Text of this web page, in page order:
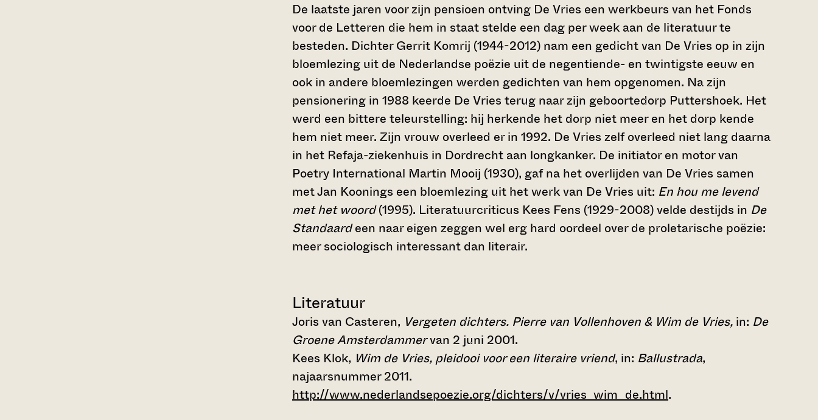
De laatste jaren voor zijn pensioen ontving De Vries een werkbeurs van het Fonds
voor de Letteren die hem in staat stelde een dag per week aan de literatuur te
besteden. Dichter Gerrit Komrij (1944-2012) nam een gedicht van De Vries op in zijn
bloemlezing uit de Nederlandse poëzie uit de negentiende- en twintigste eeuw en
ook in andere bloemlezingen werden gedichten van hem opgenomen. Na zijn
pensionering in 1988 keerde De Vries terug naar zijn geboortedorp Puttershoek. Het
werd een bittere teleurstelling: hij herkende het dorp niet meer en het dorp kende
hem niet meer. Zijn vrouw overleed er in 1992. De Vries zelf overleed niet lang daarna
in het Refaja-ziekenhuis in Dordrecht aan longkanker. De initiator en motor van
Poetry International Martin Mooij (1930), gaf na het overlijden van De Vries samen
met Jan Koonings een bloemlezing uit het werk van De Vries uit: En hou me levend
met het woord(1995). Literatuurcriticus Kees Fens (1929-2008) velde destijds in De
Standaardeen naar eigen zeggen wel erg hard oordeel over de proletarische poëzie:
meer sociologisch interessant dan literair.
Literatuur
Joris van Casteren, Vergeten dichters. Pierre van Vollenhoven & Wim de Vries, in: De
Groene Amsterdammervan 2 juni 2001.
Kees Klok, Wim de Vries, pleidooi voor een literaire vriend, in: Ballustrada,
najaarsnummer 2011.
http://www.nederlandsepoezie.org/dichters/v/vries_wim_de.html.